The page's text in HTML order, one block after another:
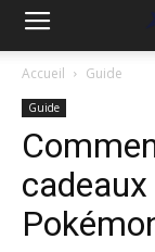
Accueil Guide
Guide